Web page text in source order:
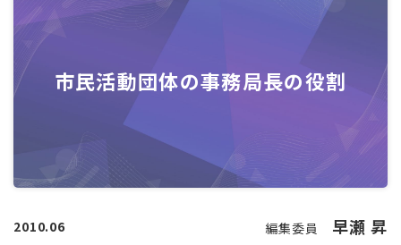
市民活動団体の事務局長の役割
2010.06 編集委員 早瀬 昇